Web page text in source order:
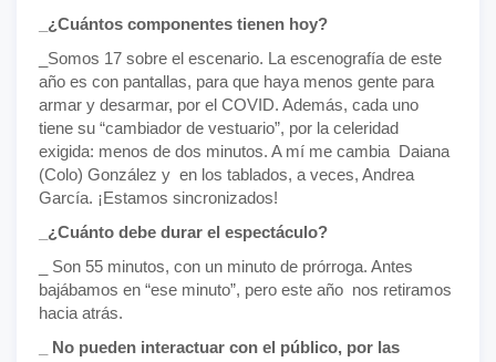
_¿Cuántos componentes tienen hoy?
_Somos 17 sobre el escenario. La escenografía de este
año es con pantallas, para que haya menos gente para
armar y desarmar, por el COVID. Además, cada uno
tiene su “cambiador de vestuario”, por la celeridad
exigida: menos de dos minutos. A mí me cambia Daiana
(Colo) González y en los tablados, a veces, Andrea
García. ¡Estamos sincronizados!
_¿Cuánto debe durar el espectáculo?
_ Son 55 minutos, con un minuto de prórroga. Antes
bajábamos en “ese minuto”, pero este año nos retiramos
hacia atrás.
_ No pueden interactuar con el público, por las